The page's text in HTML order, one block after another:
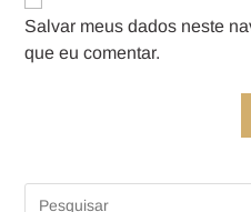
Salvar meus dados neste
que eu comentar.